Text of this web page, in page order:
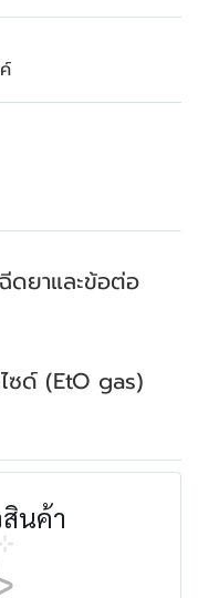
ดยาและข้อต่อ
ซด์ (EtO gas)
นค้า